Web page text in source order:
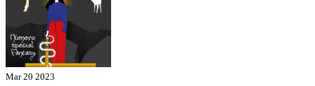
Mar 20 2023